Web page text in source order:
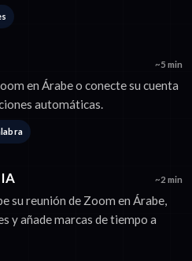
~5 min
en Árabe o conecte su cuenta
automáticas.
~2 min
su reunión de Zoom en Árabe,
y añade marcas de tiempo a